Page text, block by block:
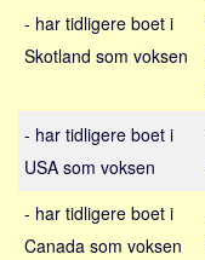
USA
Nøgleord
Bolig
Job
Virksomhed
- har tidligere boet i
Skotland som voksen
- har tidligere boet i
USA som voksen
- har tidligere boet i
Canada som voksen